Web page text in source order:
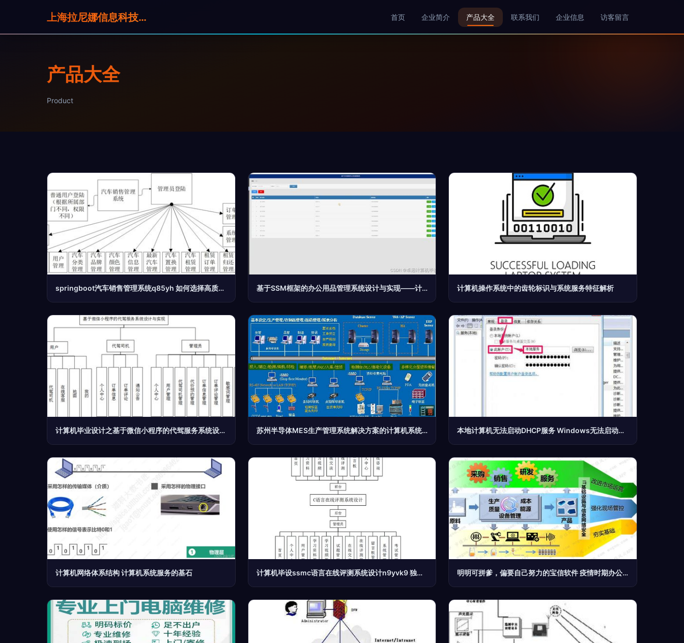
上海拉尼娜信息科技有限公司 首页 企业简介 产品大全 联系我们 企业信息 访客留言
产品大全
Product
springboot汽车销售管理系统q85yh 如何选择高质量的计算机毕业设计 基于SSM框架的办公用品管理系统设计与实现——计算机毕设i52wc9项目实践 计算机操作系统中的齿轮标识与系统服务特征解析
计算机毕业设计之基于微信小程序的代驾服务系统设计与实现 苏州半导体MES生产管理系统解决方案的计算机系统服务实践 本地计算机无法启动DHCP服务 Windows无法启动DHCP Client服务如何解决
计算机网络体系结构 计算机系统服务的基石 计算机毕设ssmc语言在线评测系统设计n9yvk9 独有 附源码 明明可拼爹，偏要自己努力的宝信软件 疫情时期办公软件服务企业横评 计算机系统服务